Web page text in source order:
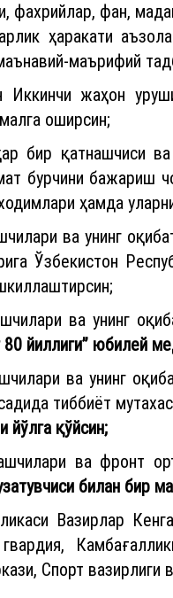
фахрийлар, фан,
ҳаракати
маърифий
жаҳон
оширсин;
бир қатнашчиси
бурчини бажариш
ҳамда
ва унинг
Ўзбекистон
ва унинг
йиллиги” юбилей
ва унинг
тиббиёт
йўлга қўйсин;
ва фронт
билан бир
Вазирлар
Спорт вазирлиги